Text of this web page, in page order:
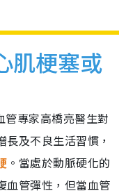
肌梗塞或
專家高橋亮醫生對
及不良生活習慣，
。當處於動脈硬化的
血管彈性，但當血管